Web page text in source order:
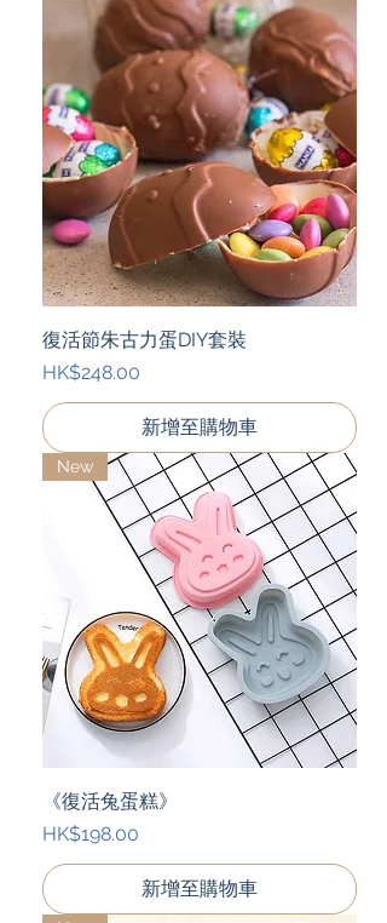
復活節朱古力蛋DIY套裝
價格
HK$248.00
新增至購物車
New
《復活兔蛋糕》
價格
HK$198.00
新增至購物車